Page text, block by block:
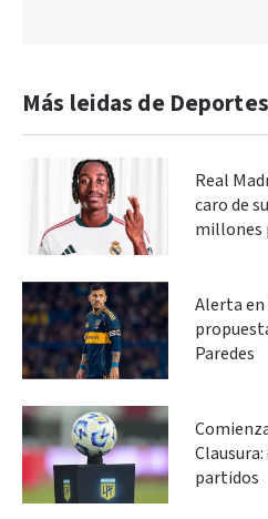
Más leidas de Deportes
Real
caro de
millones
Alerta en
Paredes
partidos